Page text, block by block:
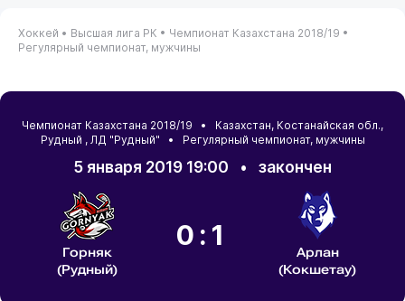
Хоккей • Высшая лига РК • Чемпионат Казахстана 2018/19 •
Регулярный чемпионат, мужчины
Чемпионат Казахстана 2018/19 • Казахстан, Костанайская обл.,
Рудный , ЛД "Рудный" • Регулярный чемпионат, мужчины
5 января 2019 19:00 • закончен
Горняк
(Рудный)
0:1
Арлан
(Кокшетау)